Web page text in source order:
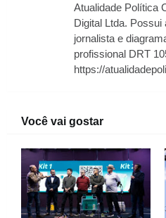
Atualidade Política
Digital Ltda.
jornalista e
profissional DRT
https://
Você vai gostar